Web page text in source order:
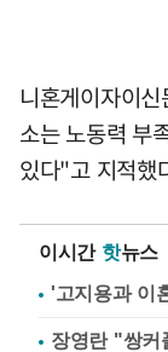
니혼게이자이
소는 노동력 부
있다"고 지적했
이시간 핫뉴스
'고지용과 이
장영란 "쌍커